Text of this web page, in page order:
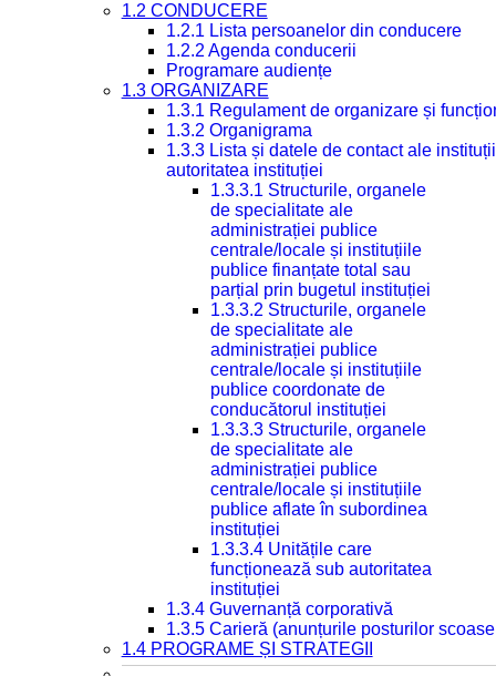
1.2 CONDUCERE
1.2.1 Lista persoanelor din conducere
1.2.2 Agenda conducerii
Programare audiențe
1.3 ORGANIZARE
1.3.1 Regulament de organizare și
1.3.2 Organigrama
1.3.3 Lista și datele de contact ale
autoritatea instituției
1.3.3.1 Structurile, organele
de specialitate ale
administrației publice
centrale/locale și instituțiile
publice finanțate total sau
parțial prin bugetul instituției
1.3.3.2 Structurile, organele
de specialitate ale
administrației publice
centrale/locale și instituțiile
publice coordonate de
conducătorul instituției
1.3.3.3 Structurile, organele
de specialitate ale
administrației publice
centrale/locale și instituțiile
publice aflate în subordinea
instituției
1.3.3.4 Unitățile care
funcționează sub autoritatea
instituției
1.3.4 Guvernanță corporativă
1.3.5 Carieră (anunțurile posturilor
1.4 PROGRAME ȘI STRATEGII